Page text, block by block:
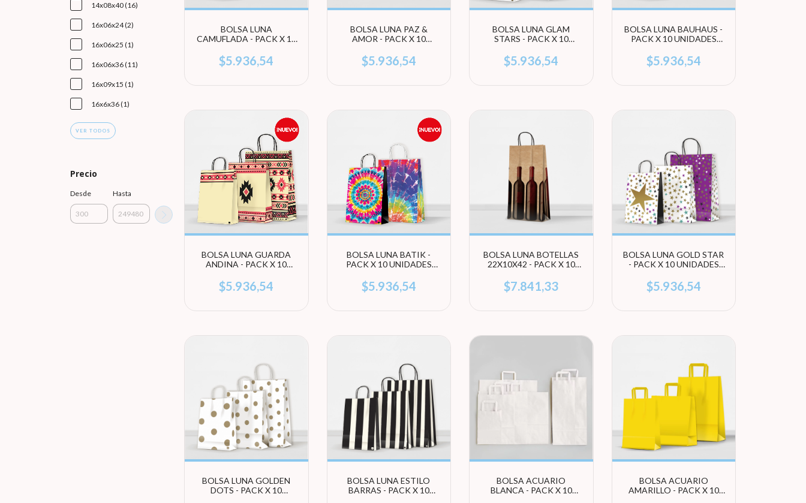
14x08x40 (16)
16x06x24 (2)
16x06x25 (1)
16x06x36 (11)
16x09x15 (1)
16x6x36 (1)
VER TODOS
Precio
Desde Hasta
BOLSA LUNA
CAMUFLADA - PACK X 10
TAMAÑO)
$5.936,54
BOLSA LUNA PAZ &
AMOR - PACK X 10
TAMAÑO)
$5.936,54
BOLSA LUNA GLAM
STARS - PACK X 10
TAMAÑO)
$5.936,54
BOLSA LUNA BAUHAUS -
PACK X 10 UNIDADES
$5.936,54
BOLSA LUNA GUARDA
ANDINA - PACK X 10
TAMAÑO)
$5.936,54
BOLSA LUNA BATIK -
PACK X 10 UNIDADES
$5.936,54
BOLSA LUNA BOTELLAS
22X10X42 - PACK X 10
$7.841,33
BOLSA LUNA GOLD STAR
- PACK X 10 UNIDADES
$5.936,54
BOLSA LUNA GOLDEN
DOTS - PACK X 10
BOLSA LUNA ESTILO
BARRAS - PACK X 10
BOLSA ACUARIO
BLANCA - PACK X 10
BOLSA ACUARIO
AMARILLO - PACK X 10